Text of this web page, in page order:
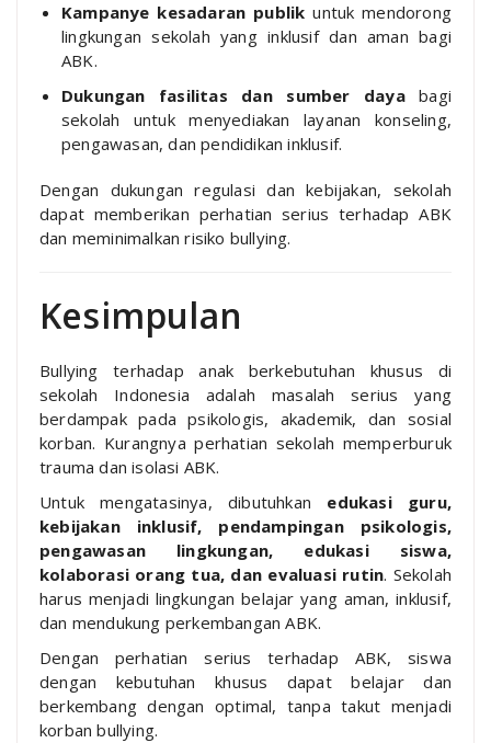
Kampanye kesadaran publik untuk mendorong
lingkungan sekolah yang inklusif dan aman bagi
ABK.
Dukungan fasilitas dan sumber dayabagi
sekolah untuk menyediakan layanan konseling,
pengawasan, dan pendidikan inklusif.
Dengan dukungan regulasi dan kebijakan, sekolah
dapat memberikan perhatian serius terhadap ABK
dan meminimalkan risiko bullying.
Kesimpulan
Bullying terhadap anak berkebutuhan khusus di
sekolah Indonesia adalah masalah serius yang
berdampak pada psikologis, akademik, dan sosial
korban. Kurangnya perhatian sekolah memperburuk
trauma dan isolasi ABK.
Untuk mengatasinya, dibutuhkan edukasi guru,
kebijakan inklusif, pendampingan psikologis,
pengawasan lingkungan, edukasi siswa,
kolaborasi orang tua, dan evaluasi rutin. Sekolah
harus menjadi lingkungan belajar yang aman, inklusif,
dan mendukung perkembangan ABK.
Dengan perhatian serius terhadap ABK, siswa
dengan kebutuhan khusus dapat belajar dan
berkembang dengan optimal, tanpa takut menjadi
korban bullying.